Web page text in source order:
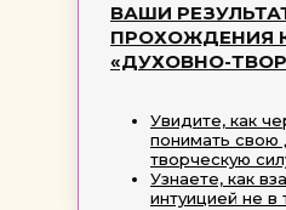
ВАШИ
ПРОХОЖДЕНИЯ
«ДУХОВНО-
Увидите, как
понимать свою
творческую
Узнаете, как
интуицией не в